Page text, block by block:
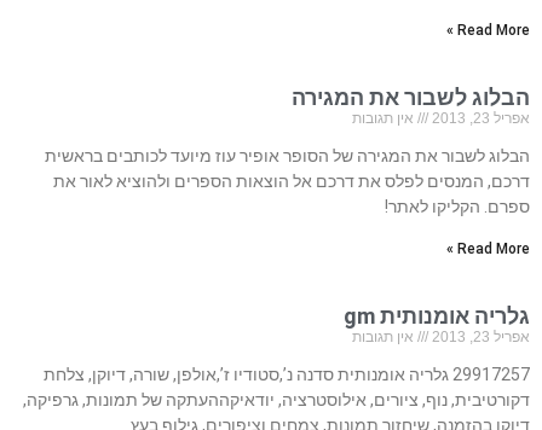
Read More »
הבלוג לשבור את המגירה
אפריל 23, 2013 אין תגובות
הבלוג לשבור את המגירה של הסופר אופיר עוז מיועד לכותבים בראשית
דרכם, המנסים לפלס את דרכם אל הוצאות הספרים ולהוציא לאור את
ספרם. הקליקו לאתר!
Read More »
גלריה אומנותית gm
אפריל 23, 2013 אין תגובות
29917257 גלריה אומנותית סדנה נ’,סטודיו ז’,אולפן, שורה, דיוקן, צלחת
דקורטיבית, נוף, ציורים, אילוסטרציה, יודאיקההעתקה של תמונות, גרפיקה,
דיוקן בהזמנה, שיחזור תמונות, צמחים וציפורים, גילוף בעץ